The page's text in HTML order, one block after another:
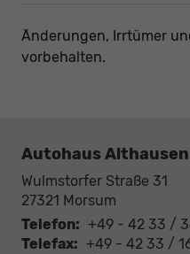
Änderungen, Irrtümer
vorbehalten.
Autohaus Althausen
Wulmstorfer Straße 31
27321 Morsum
Telefon: +49 - 42 33 /
Telefax: +49 - 42 33 /